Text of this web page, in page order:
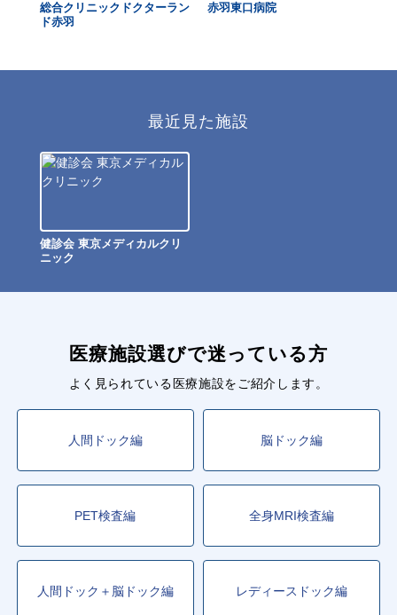
総合クリニックドクターラン
ド赤羽
赤羽東口病院
最近見た施設
健診会 東京メディカルクリ
ニック
医療施設選びで迷っている方
よく見られている医療施設をご紹介します。
人間ドック編 脳ドック編
PET検査編 全身MRI検査編
人間ドック＋脳ドック編 レディースドック編